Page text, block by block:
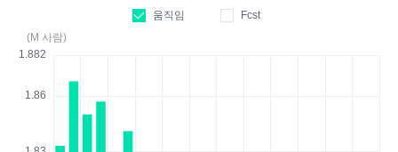
움직임
Fcst
(M 사람)